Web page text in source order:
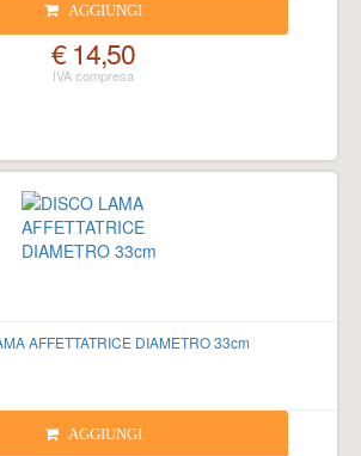
AGGIUNGI
€ 14,50
AFFETTATRICE DIAMETRO 33cm
AGGIUNGI